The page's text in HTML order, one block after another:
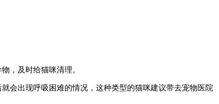
，及时给猫咪清理。
会出现呼吸困难的情况，这种类型的猫咪建议带去宠物医院